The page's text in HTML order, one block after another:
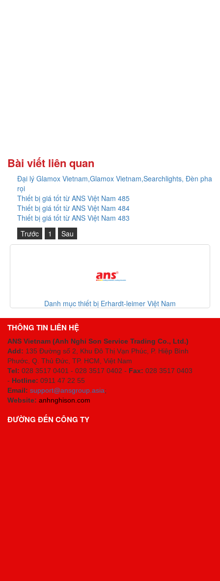
Bài viết liên quan
Đại lý Glamox Vietnam,Glamox Vietnam,Searchlights, Đèn pha
rọi
Thiết bị giá tốt từ ANS Việt Nam 485
Thiết bị giá tốt từ ANS Việt Nam 484
Thiết bị giá tốt từ ANS Việt Nam 483
Trước
1 Sau
Danh mục thiết bị Erhardt-leimer Việt Nam
THÔNG TIN LIÊN HỆ
ANS Vietnam (Anh Nghi Son Service Trading Co., Ltd.)
Add: 135 Đường số 2, Khu Đô Thị Vạn Phúc, P. Hiệp Bình
Phước, Q. Thủ Đức, TP. HCM , Việt Nam
Tel: 028 3517 0401 - 028 3517 0402 - Fax: 028 3517 0403
- Hotline: 0911 47 22 55
Email: support@ansgroup.asia;
Website: anhnghison.com
ĐƯỜNG ĐẾN CÔNG TY